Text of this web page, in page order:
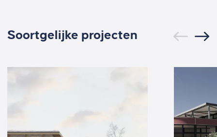
Soortgelijke projecten